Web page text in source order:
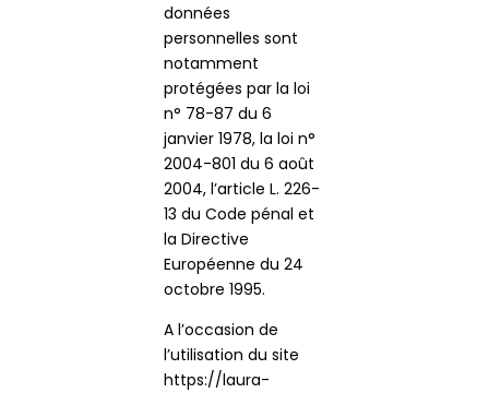
données
personnelles sont
notamment
protégées par la loi
n° 78-87 du 6
janvier 1978, la loi n°
2004-801 du 6 août
2004, l’article L. 226-
13 du Code pénal et
la Directive
Européenne du 24
octobre 1995.
A l’occasion de
l’utilisation du site
https://laura-